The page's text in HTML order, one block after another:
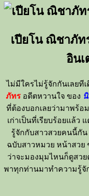
เปียโน ณิชาภัท
อิน
ไม่มีใครไม่รู้จักกันเลยที
ภัทรอดีตหวานใจ ของ
ที่ต้องบอกเลยว่ามาพร้อ
เก่าเป็นที่เรียบร้อยแล้ว
รู้จักกับสาวสวยคนนี้กัน
ฉบับสาวหมวย หน้าสวย
ว่าจะมองมุมไหนก็ดูสวย
พาทุกท่านมาทำความรู้จั